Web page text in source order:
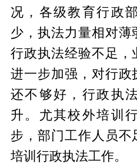
况，各级教育行政
少，执法力量相对薄
行政执法经验不足，
进一步加强，对行政
还不够好，行政执
升。尤其校外培训
步，部门工作人员
培训行政执法工作。